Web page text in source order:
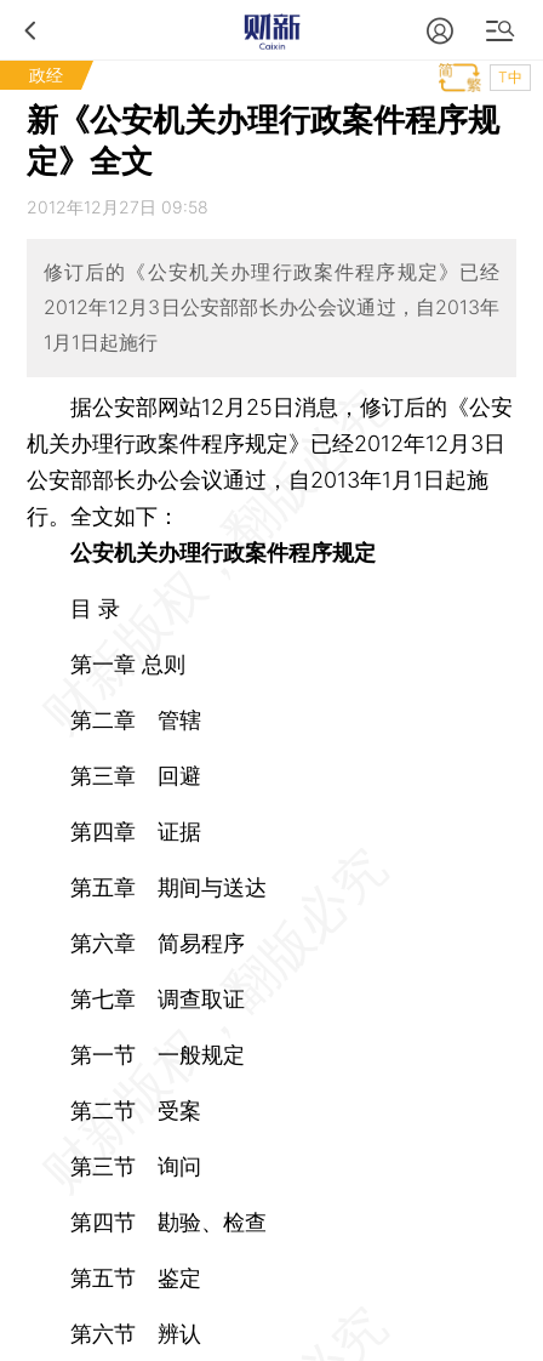
政经 T中
新《公安机关办理行政案件程序规
定》全文
2012年12月27日 09:58
修订后的《公安机关办理行政案件程序规定》已经
2012年12月3日公安部部长办公会议通过，自2013年
1月1日起施行
据公安部网站12月25日消息，修订后的《公安
机关办理行政案件程序规定》已经2012年12月3日
公安部部长办公会议通过，自2013年1月1日起施
行。全文如下：
公安机关办理行政案件程序规定
目 录
第一章 总则
第二章 管辖
第三章 回避
第四章 证据
第五章 期间与送达
第六章 简易程序
第七章 调查取证
第一节 一般规定
第二节 受案
第三节 询问
第四节 勘验、检查
第五节 鉴定
第六节 辨认